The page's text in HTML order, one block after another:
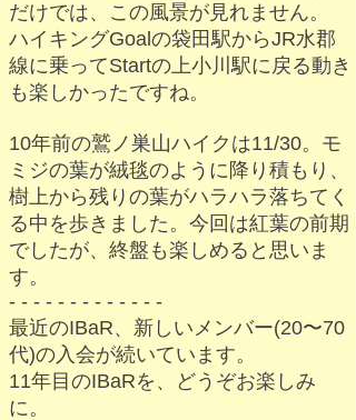
だけでは、この風景が見れません。
ハイキングGoalの袋田駅からJR水郡
線に乗ってStartの上小川駅に戻る動き
も楽しかったですね。
10年前の鷲ノ巣山ハイクは11/30。モ
ミジの葉が絨毯のように降り積もり、
樹上から残りの葉がハラハラ落ちてく
る中を歩きました。今回は紅葉の前期
でしたが、終盤も楽しめると思い ま
す。
​- - - - - - - - - - - - -
最近のIBaR、新しいメンバー(20〜70
代)の入会が続いています。
11年目のIBaRを、どうぞお楽しみ
に。